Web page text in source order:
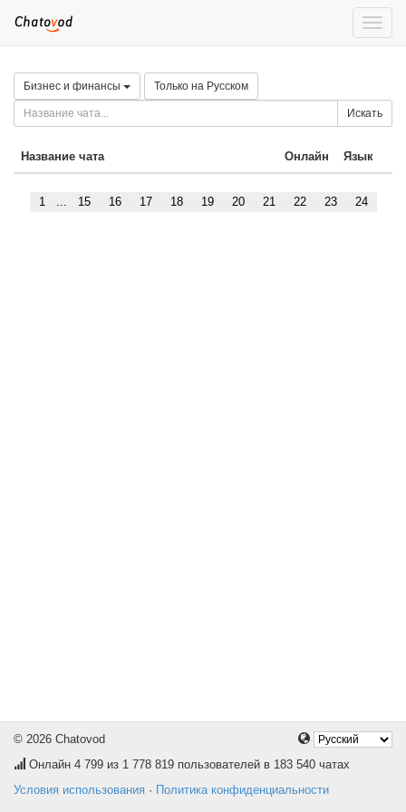
Toggle
Бизнес и финансы Только на Русском
Искать
Название чата Онлайн Язык
1 ... 15 16 17 18 19 20 21 22 23 24
© 2026 Chatovod
Онлайн 4 799 из 1 778 819 пользователей в 183 540 чатах
Условия использования · Политика конфиденциальности